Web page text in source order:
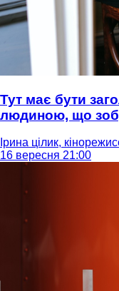
Тут має бути
людиною, що
Ірина цілик,
16 вересня 21:00